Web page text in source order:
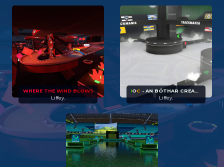
WHERE THE WIND BLOWS
Liffey.
IOC - AN BÓTHAR CREAGACH
Liffey.